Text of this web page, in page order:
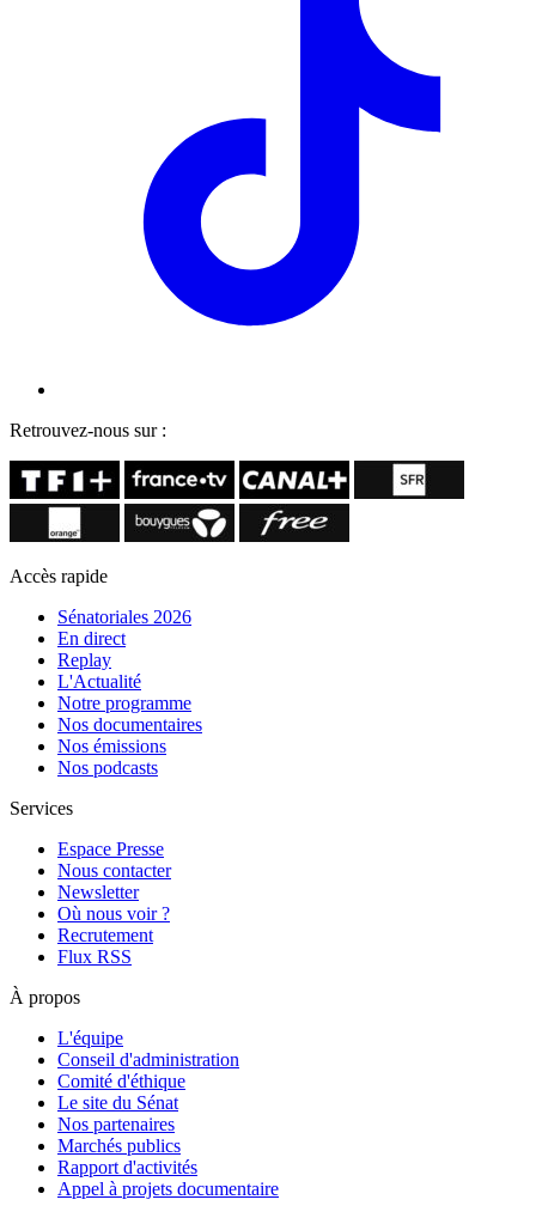
Retrouvez-nous sur :
Accès rapide
Sénatoriales 2026
En direct
Replay
L'Actualité
Notre programme
Nos documentaires
Nos émissions
Nos podcasts
Services
Espace Presse
Nous contacter
Newsletter
Où nous voir ?
Recrutement
Flux RSS
À propos
L'équipe
Conseil d'administration
Comité d'éthique
Le site du Sénat
Nos partenaires
Marchés publics
Rapport d'activités
Appel à projets documentaire